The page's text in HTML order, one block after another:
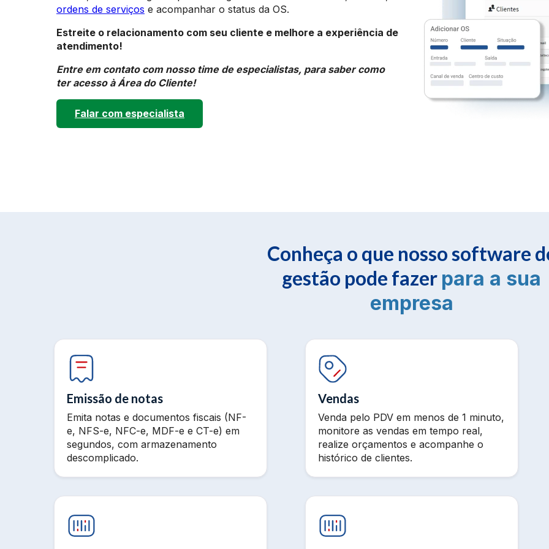
ordens de serviços e acompanhar o status da OS.
Estreite o relacionamento com seu cliente e melhore a experiência de
atendimento!
Entre em contato com nosso time de especialistas, para saber como
ter acesso à Área do Cliente!
Falar com especialista
Conheça o que nosso software
gestão pode fazer para a sua
empresa
Emissão de notas
Emita notas e documentos fiscais (NF-
e, NFS-e, NFC-e, MDF-e e CT-e) em
segundos, com armazenamento
descomplicado.
Vendas
Venda pelo PDV em menos de 1 minuto,
monitore as vendas em tempo real,
realize orçamentos e acompanhe o
histórico de clientes.